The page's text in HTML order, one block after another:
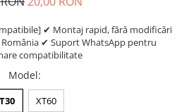
✔ Montaj rapid, fără modificări
✔ Suport WhatsApp pentru
compatibilitate
Model:
XT60